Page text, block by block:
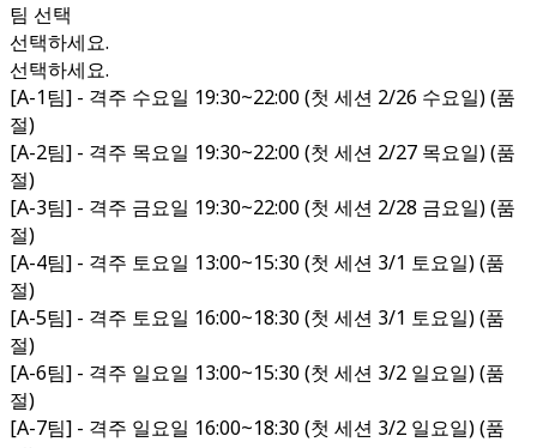
팀 선택
선택하세요.
선택하세요.
[A-1팀] - 격주 수요일 19:30~22:00 (첫 세션 2/26 수요일) (품
절)
[A-2팀] - 격주 목요일 19:30~22:00 (첫 세션 2/27 목요일) (품
절)
[A-3팀] - 격주 금요일 19:30~22:00 (첫 세션 2/28 금요일) (품
절)
[A-4팀] - 격주 토요일 13:00~15:30 (첫 세션 3/1 토요일) (품
절)
[A-5팀] - 격주 토요일 16:00~18:30 (첫 세션 3/1 토요일) (품
절)
[A-6팀] - 격주 일요일 13:00~15:30 (첫 세션 3/2 일요일) (품
절)
[A-7팀] - 격주 일요일 16:00~18:30 (첫 세션 3/2 일요일) (품